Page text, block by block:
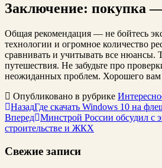
Заключение: покупка —
Общая рекомендация — не бойтесь
технологии и огромное количество
сравнивать и учитывать все нюансы.
путешествия. Не забудьте про
неожиданных проблем. Хорошего вам
Опубликовано в рубрике
НазадГде скачать Windows 10 на
Вперед Минстрой России обсудил с
строительстве и ЖКХ
Свежие записи